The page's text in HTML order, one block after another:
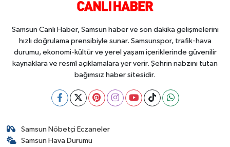
Samsun Canlı Haber, Samsun haber ve son dakika gelişmelerini
hızlı doğrulama prensibiyle sunar. Samsunspor, trafik-hava
durumu, ekonomi-kültür ve yerel yaşam içeriklerinde güvenilir
kaynaklara ve resmî açıklamalara yer verir. Şehrin nabzını tutan
bağımsız haber sitesidir.
Samsun Nöbetçi Eczaneler
Samsun Hava Durumu